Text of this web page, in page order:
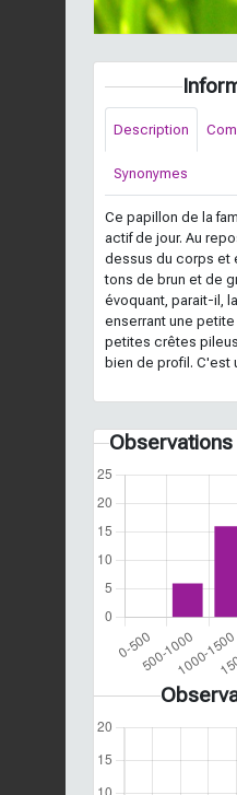
Description
Synonymes
Ce papillon de la
actif de jour. Au
dessus du corps et
tons de brun et de
évoquant, parait-il,
enserrant une
petites crêtes
bien de profil. C'est